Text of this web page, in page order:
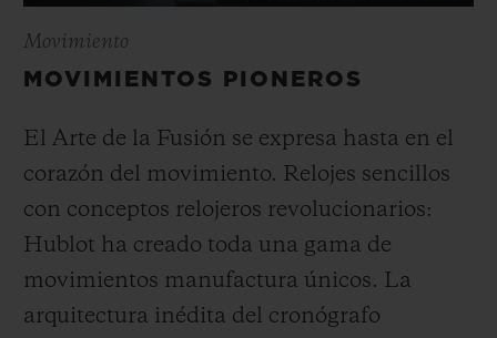
Movimiento
MOVIMIENTOS PIONEROS
El Arte de la Fusión se expresa hasta en el
corazón del movimiento. Relojes sencillos
con conceptos relojeros revolucionarios:
Hublot ha creado toda una gama de
movimientos manufactura únicos. La
arquitectura inédita del cronógrafo